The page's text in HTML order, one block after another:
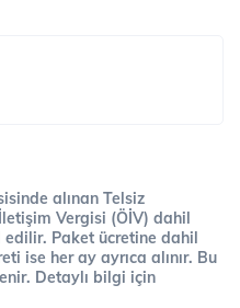
alınan Telsiz
Vergisi (ÖİV) dahil
Paket ücretine dahil
ise her ay ayrıca alınır. Bu
Detaylı bilgi için